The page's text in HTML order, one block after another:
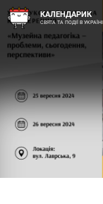
КАЛЕНДАРИК
СВЯТА ТА ПОДІЇ В УКРАЇНІ